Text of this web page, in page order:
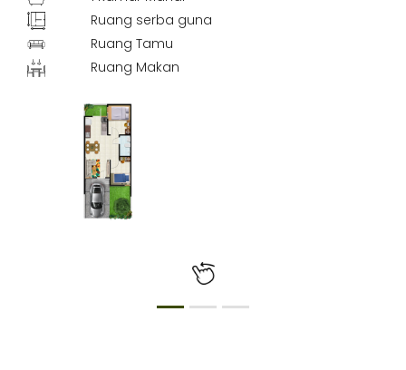
Ruang serba guna
Ruang Tamu
Ruang Makan